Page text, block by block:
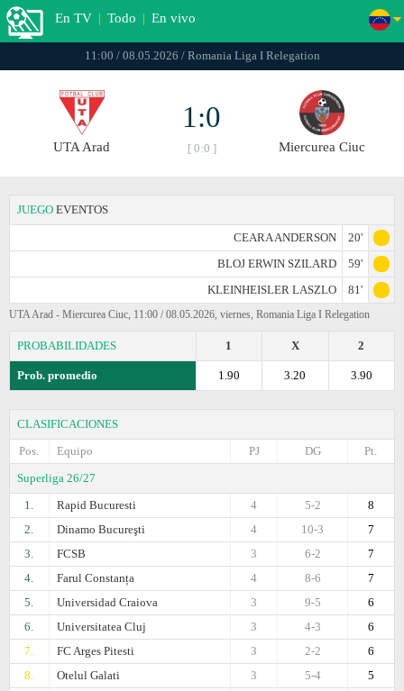
En TV | Todo | En vivo
11:00 / 08.05.2026 / Romania Liga I Relegation
UTA Arad
1:0
[ 0:0 ] Miercurea Ciuc
JUEGO EVENTOS
CEARA ANDERSON
20'
BLOJ ERWIN SZILARD
59'
KLEINHEISLER LASZLO
81'
UTA Arad - Miercurea Ciuc, 11:00 / 08.05.2026, viernes, Romania Liga I Relegation
PROBABILIDADES 2
X
1
Prob. promedio 3.90
3.20
1.90
CLASIFICACIONES
Pos.
Equipo Pt.
DG
PJ
Superliga 26/27
1.
Rapid Bucuresti 8
5-2
4
2.
Dinamo Bucureşti 7
10-3
4
3.
FCSB 7
6-2
3
4.
Farul Constanța 7
8-6
4
5.
Universidad Craiova 6
9-5
3
6.
Universitatea Cluj 6
4-3
3
7.
FC Arges Pitesti 6
2-2
3
8.
Otelul Galati 5
5-4
3